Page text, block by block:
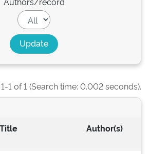
1 of 1 (Search time: 0.002 seconds).
Title Author(s)